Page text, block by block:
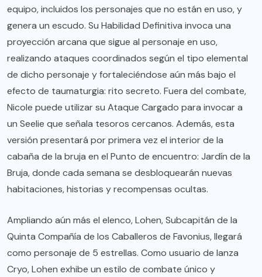
equipo, incluidos los personajes que no están en uso, y
genera un escudo. Su Habilidad Definitiva invoca una
proyección arcana que sigue al personaje en uso,
realizando ataques coordinados según el tipo elemental
de dicho personaje y fortaleciéndose aún más bajo el
efecto de taumaturgia: rito secreto. Fuera del combate,
Nicole puede utilizar su Ataque Cargado para invocar a
un Seelie que señala tesoros cercanos. Además, esta
versión presentará por primera vez el interior de la
cabaña de la bruja en el Punto de encuentro: Jardín de la
Bruja, donde cada semana se desbloquearán nuevas
habitaciones, historias y recompensas ocultas.
Ampliando aún más el elenco, Lohen, Subcapitán de la
Quinta Compañía de los Caballeros de Favonius, llegará
como personaje de 5 estrellas. Como usuario de lanza
Cryo, Lohen exhibe un estilo de combate único y